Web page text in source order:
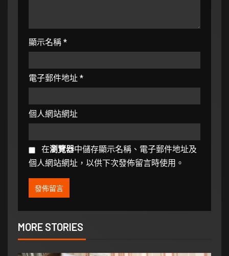
顯示名稱 *
電子郵件地址 *
個人網站網址
在瀏覽器中儲存顯示名稱、電子郵件地址及
個人網站網址，以供下次發佈留言時使用。
MORE STORIES